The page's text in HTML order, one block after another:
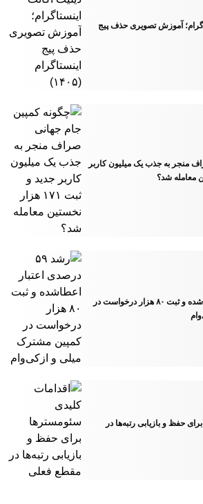
آموزش تصویری حذف پیج
منجر به جذب یک میلیون کاربر
رشد ۵۹ درصدی اعتبار اعطاشده و ثبت ۸۰ هزار درخواست در
حفظ و بازیابی رتبه‌ها در